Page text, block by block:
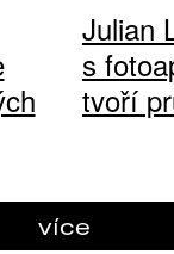
Julian
s
tvoří
více